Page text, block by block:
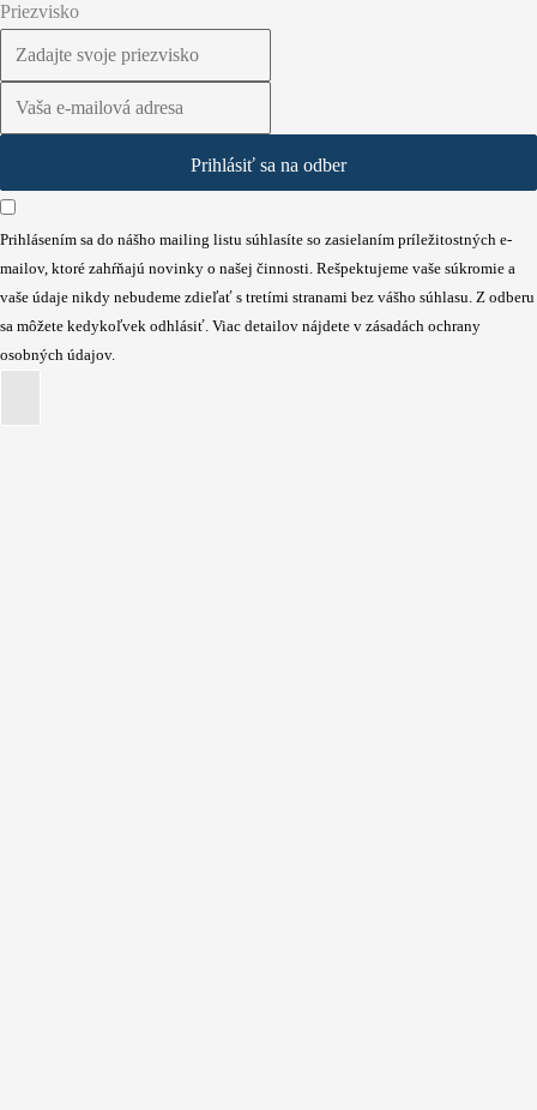
Priezvisko
Prihlásiť sa na odber
Prihlásením sa do nášho mailing listu súhlasíte so zasielaním príležitostných e-
mailov, ktoré zahŕňajú novinky o našej činnosti. Rešpektujeme vaše súkromie a
vaše údaje nikdy nebudeme zdieľať s tretími stranami bez vášho súhlasu. Z odberu
sa môžete kedykoľvek odhlásiť. Viac detailov nájdete v zásadách ochrany
osobných údajov.